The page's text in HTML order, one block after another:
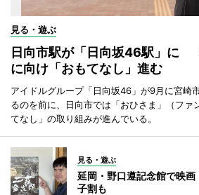
見る・遊ぶ
日向市駅が「日向坂46駅」に
に向け「おもてなし」進む
アイドルグループ「日向坂46」が9月に宮崎
るのを前に、日向市では「おひさま」（ファ
てなし」の取り組みが進んでいる。
見る・遊ぶ
延岡・野口遵記念館で映
子割も